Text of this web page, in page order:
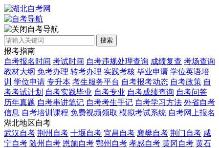
自考导航
搜索
报考指南
自考报名时间 考试时间 自考违规处理查询 成绩复查 考场查询
教材大纲 免考办理 转考办理 实践考核 毕业申请 学位英语培
训 学位申请 专升本 考生服务平台 自考报考动态 自考政策 自
考考试计划 自考实践毕业 自考专业 自考成绩查询 自考问答
历年真题 自考串讲笔记 自考考生手记 自考学习方法 外省自考
信息 自考培训课程 免费视频领取 模拟考试系统 自考网上报名
湖北地区自考
武汉自考 荆州自考 十堰自考 宜昌自考 襄樊自考 荆门自考 咸
宁自考 随州自考 恩施自考 鄂州自考 孝感自考 黄冈自考 黄石